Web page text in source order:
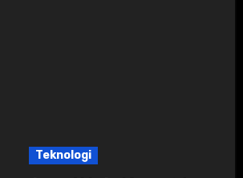
Teknologi